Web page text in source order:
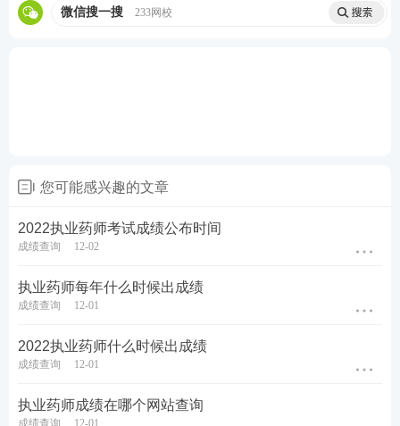
备战药师你是否遇到同样的问题：考点晦涩难懂记不
住？内容太多记不全？总之看书就会，做题不对。跟
位行业大咖主讲，助你轻松上岸。
推荐执业药师畅学班，性价比之选，
费重学1次，购课有保障，备考更安心。
微信搜一搜 233网校
您可能感兴趣的文章
2022执业药师考试成绩公布时间
成绩查询 12-02
执业药师每年什么时候出成绩
成绩查询 12-01
2022执业药师什么时候出成绩
成绩查询 12-01
执业药师成绩在哪个网站查询